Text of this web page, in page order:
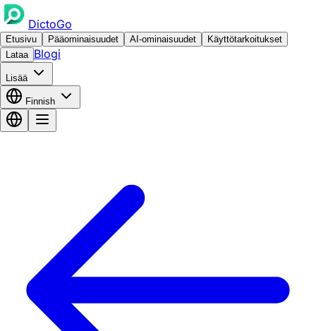
DictoGo
Etusivu Pääominaisuudet AI-ominaisuudet
Käyttötarkoitukset
Lataa Blogi
Lisää
Finnish